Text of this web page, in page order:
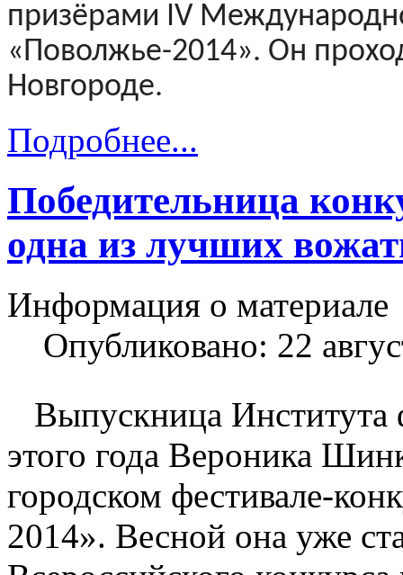
призёрами IV
«Поволжье-2014». Он
Новгороде.
Подробнее...
Победительница
одна из лучших
Информация о материале
Опубликовано: 22
Выпускница Института
этого года Вероника
городском фестивале-
2014». Весной она уже